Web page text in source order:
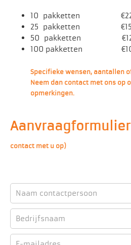
10 pakketten
25 pakketten
50 pakketten
100 pakketten
Specifieke wensen, aantallen
Neem dan contact met ons op
opmerkingen.
Aanvraagformulier
contact met u op)